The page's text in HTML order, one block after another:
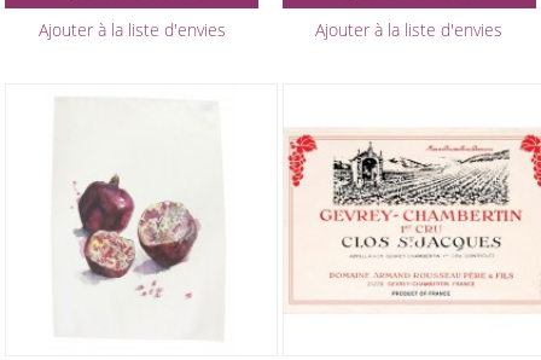
Ajouter à la liste d'envies Ajouter à la liste d'envies